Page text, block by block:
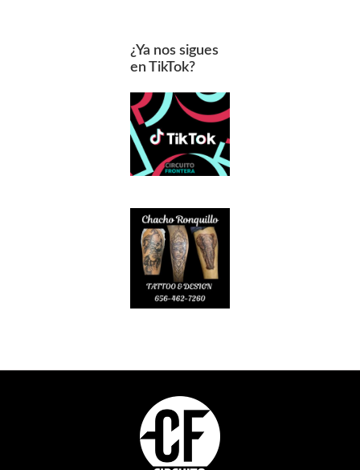
¿Ya nos sigues
en TikTok?